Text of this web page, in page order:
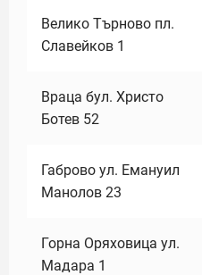
Велико Търново пл.
Славейков 1
Враца бул. Христо
Ботев 52
Габрово ул. Емануил
Манолов 23
Горна Оряховица ул.
Мадара 1